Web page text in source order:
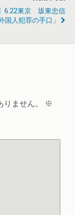
】6.22東京 坂東忠信
国人犯罪の手口」
ません。
※